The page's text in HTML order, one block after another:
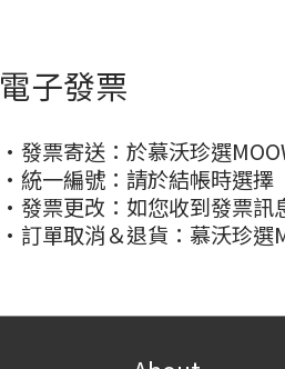
電子發票
•發票寄送：於慕沃珍選
•統一編號：請於結帳時選擇
•發票更改：如您收到發票訊
•訂單取消＆退貨：慕沃珍選